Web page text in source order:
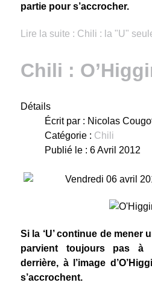
partie pour s’accrocher.
Lire la suite : Chili : la "U"
Chili :
Détails
Écrit par : Nicolas
Catégorie : Chili
Publié le : 6 Avril 2012
Vendredi 06 avril
Si la ‘U’ continue de mener
parvient toujours pas à
derrière, à l’image
s’accrochent.